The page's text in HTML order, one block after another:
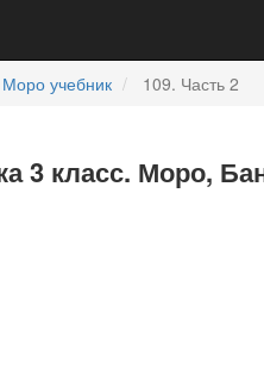
Моро учебник 109. Часть 2
3 класс. Моро,